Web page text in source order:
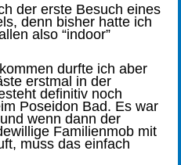
der erste Besuch eines
denn bisher hatte ich
also “indoor”
durfte ich aber
erstmal in der
definitiv noch
Poseidon Bad. Es war
wenn dann der
Familienmob mit
muss das einfach